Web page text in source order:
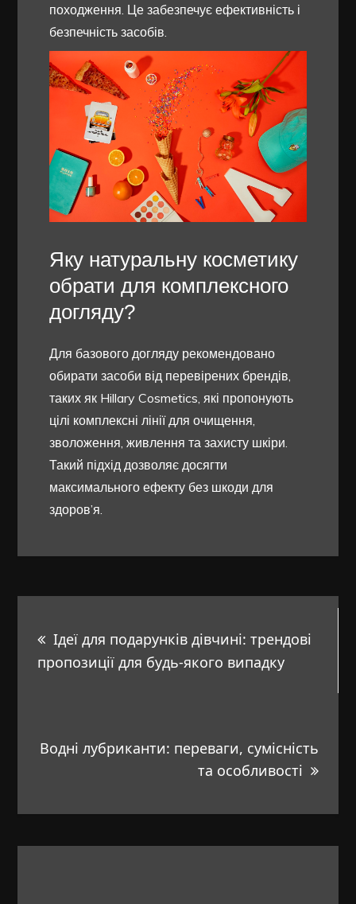
походження. Це забезпечує ефективність і
безпечність засобів.
Яку натуральну косметику
обрати для комплексного
догляду?
Для базового догляду рекомендовано
обирати засоби від перевірених брендів,
таких як Hillary Cosmetics, які пропонують
цілі комплексні лінії для очищення,
зволоження, живлення та захисту шкіри.
Такий підхід дозволяє досягти
максимального ефекту без шкоди для
здоров’я.
по
Ідеї для подарунків дівчині: трендові
пропозиції для будь-якого випадку
Водні лубриканти: переваги, сумісність
та особливості